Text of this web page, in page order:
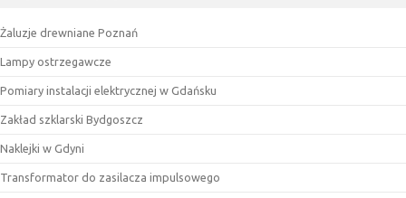
Żaluzje drewniane Poznań
Lampy ostrzegawcze
Pomiary instalacji elektrycznej w Gdańsku
Zakład szklarski Bydgoszcz
Naklejki w Gdyni
Transformator do zasilacza impulsowego